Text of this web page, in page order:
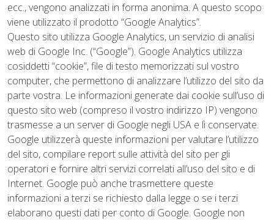
ecc., vengono analizzati in forma anonima. A questo scopo
viene utilizzato il prodotto “Google Analytics”.
Questo sito utilizza Google Analytics, un servizio di analisi
web di Google Inc. (“Google”). Google Analytics utilizza
cosiddetti “cookie”, file di testo memorizzati sul vostro
computer, che permettono di analizzare l’utilizzo del sito da
parte vostra. Le informazioni generate dai cookie sull’uso di
questo sito web (compreso il vostro indirizzo IP) vengono
trasmesse a un server di Google negli USA e lì conservate.
Google utilizzerà queste informazioni per valutare l’utilizzo
del sito, compilare report sulle attività del sito per gli
operatori e fornire altri servizi correlati all’uso del sito e di
Internet. Google può anche trasmettere queste
informazioni a terzi se richiesto dalla legge o se i terzi
elaborano questi dati per conto di Google. Google non